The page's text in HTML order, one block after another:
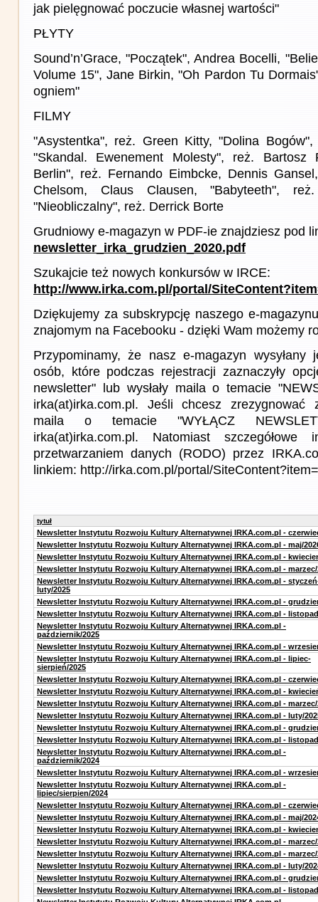
jak pielęgnować poczucie własnej wartości"
PŁYTY
Sound’n’Grace, "Początek", Andrea Bocelli,
Volume 15", Jane Birkin, "Oh Pardon Tu
ogniem"
FILMY
"Asystentka", reż. Green Kitty, "Dolina
"Skandal. Ewenement Molesty", reż. Bartosz
Berlin", reż. Fernando Eimbcke, Dennis
Chelsom, Claus Clausen, "Babyteeth",
"Nieobliczalny", reż. Derrick Borte
Grudniowy e-magazyn w PDF-ie znajdziesz pod
newsletter_irka_grudzien_2020.pdf
Szukajcie też nowych konkursów w IRCE:
http://www.irka.com.pl/portal/
Dziękujemy za subskrypcję naszego e-
znajomym na Facebooku - dzięki Wam możemy
Przypominamy, że nasz e-magazyn
osób, które podczas rejestracji zaznaczyły
newsletter" lub wysłały maila o temacie
irka(at)irka.com.pl. Jeśli chcesz zrezygnować
maila o temacie "WYŁĄCZ
irka(at)irka.com.pl. Natomiast szczegółowe
przetwarzaniem danych (RODO) przez
linkiem: http://irka.com.pl/portal/
tytuł
Newsletter Instytutu Rozwoju Kultury Alternatywnej IRKA.com.pl -
Newsletter Instytutu Rozwoju Kultury Alternatywnej IRKA.com.pl - maj/
Newsletter Instytutu Rozwoju Kultury Alternatywnej IRKA.com.pl -
Newsletter Instytutu Rozwoju Kultury Alternatywnej IRKA.com.pl - marzec/
Newsletter Instytutu Rozwoju Kultury Alternatywnej IRKA.com.pl -
luty/2025
Newsletter Instytutu Rozwoju Kultury Alternatywnej IRKA.com.pl -
Newsletter Instytutu Rozwoju Kultury Alternatywnej IRKA.com.pl -
Newsletter Instytutu Rozwoju Kultury Alternatywnej IRKA.com.pl -
październik/2025
Newsletter Instytutu Rozwoju Kultury Alternatywnej IRKA.com.pl -
Newsletter Instytutu Rozwoju Kultury Alternatywnej IRKA.com.pl - lipiec-
sierpień/2025
Newsletter Instytutu Rozwoju Kultury Alternatywnej IRKA.com.pl -
Newsletter Instytutu Rozwoju Kultury Alternatywnej IRKA.com.pl -
Newsletter Instytutu Rozwoju Kultury Alternatywnej IRKA.com.pl - marzec/
Newsletter Instytutu Rozwoju Kultury Alternatywnej IRKA.com.pl - luty/
Newsletter Instytutu Rozwoju Kultury Alternatywnej IRKA.com.pl -
Newsletter Instytutu Rozwoju Kultury Alternatywnej IRKA.com.pl -
Newsletter Instytutu Rozwoju Kultury Alternatywnej IRKA.com.pl -
październik/2024
Newsletter Instytutu Rozwoju Kultury Alternatywnej IRKA.com.pl -
Newsletter Instytutu Rozwoju Kultury Alternatywnej IRKA.com.pl -
lipiec/sierpien/2024
Newsletter Instytutu Rozwoju Kultury Alternatywnej IRKA.com.pl -
Newsletter Instytutu Rozwoju Kultury Alternatywnej IRKA.com.pl - maj/
Newsletter Instytutu Rozwoju Kultury Alternatywnej IRKA.com.pl -
Newsletter Instytutu Rozwoju Kultury Alternatywnej IRKA.com.pl - marzec/
Newsletter Instytutu Rozwoju Kultury Alternatywnej IRKA.com.pl - marzec/
Newsletter Instytutu Rozwoju Kultury Alternatywnej IRKA.com.pl - luty/
Newsletter Instytutu Rozwoju Kultury Alternatywnej IRKA.com.pl -
Newsletter Instytutu Rozwoju Kultury Alternatywnej IRKA.com.pl -